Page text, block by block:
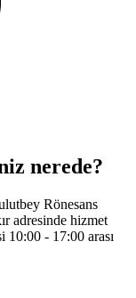
nerede?
Rönesans
adresinde hizmet
10:00 - 17:00 arası